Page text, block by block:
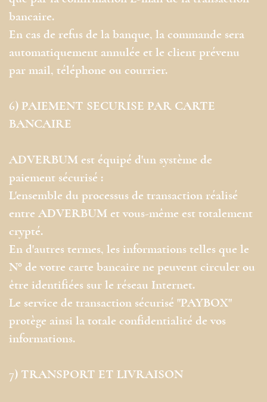
bancaire.
En cas de refus de la banque, la commande sera
automatiquement annulée et le client prévenu
par mail, téléphone ou courrier.
6) PAIEMENT SECURISE PAR CARTE
BANCAIRE
ADVERBUM est équipé d'un système de
paiement sécurisé :
L'ensemble du processus de transaction réalisé
entre ADVERBUM et vous-même est totalement
crypté.
En d'autres termes, les informations telles que le
N° de votre carte bancaire ne peuvent circuler ou
être identifiées sur le réseau Internet.
Le service de transaction sécurisé "PAYBOX"
protège ainsi la totale confidentialité de vos
informations.
7) TRANSPORT ET LIVRAISON